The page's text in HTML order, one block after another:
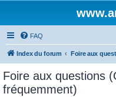
FAQ
Index du forum Foire aux
Foire aux questions
fréquemment)